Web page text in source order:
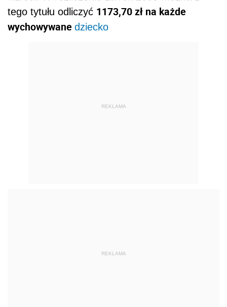
tego tytułu odliczyć 1173,70 zł na każde
wychowywane dziecko
REKLAMA
REKLAMA